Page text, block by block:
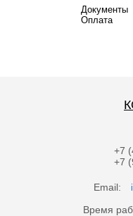
Документы
Оплата
+7
+7
Email:
Время